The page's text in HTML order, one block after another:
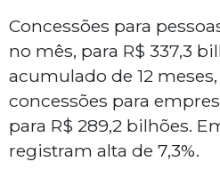
Concessões para
no mês, para R$ 337,3
acumulado de 12 meses,
concessões para
para R$ 289,2 bilhões.
registram alta de 7,3%.